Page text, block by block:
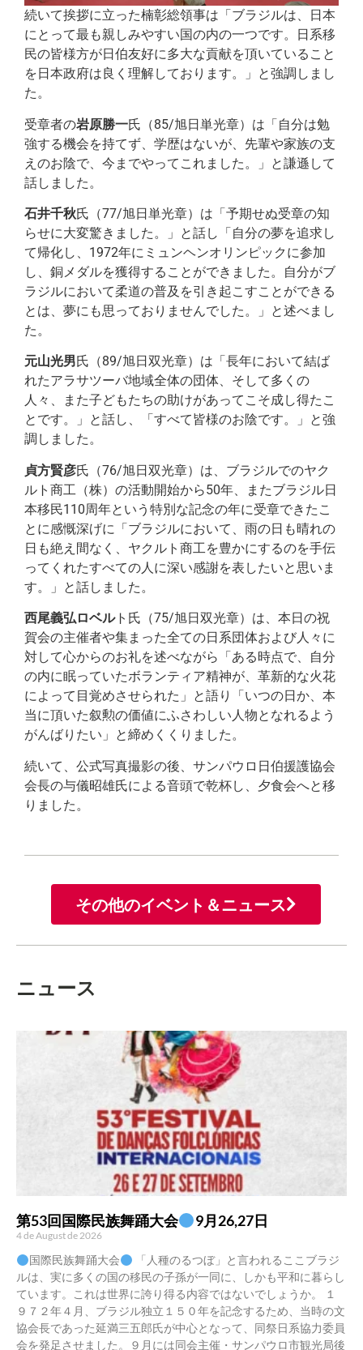
続いて挨拶に立った楠彰総領事は「ブラジルは、日本
にとって最も親しみやすい国の内の一つです。日系移
民の皆様方が日伯友好に多大な貢献を頂いていること
を日本政府は良く理解しております。」と強調しまし
た。
受章者の岩原勝一氏（85/旭日単光章）は「自分は勉
強する機会を持てず、学歴はないが、先輩や家族の支
えのお陰で、今までやってこれました。」と謙遜して
話しました。
石井千秋氏（77/旭日単光章）は「予期せぬ受章の知
らせに大変驚きました。」と話し「自分の夢を追求し
て帰化し、1972年にミュンヘンオリンピックに参加
し、銅メダルを獲得することができました。自分がブ
ラジルにおいて柔道の普及を引き起こすことができる
とは、夢にも思っておりませんでした。」と述べまし
た。
元山光男氏（89/旭日双光章）は「長年において結ば
れたアラサツーバ地域全体の団体、そして多くの
人々、また子どもたちの助けがあってこそ成し得たこ
とです。」と話し、「すべて皆様のお陰です。」と強
調しました。
貞方賢彦氏（76/旭日双光章）は、ブラジルでのヤク
ルト商工（株）の活動開始から50年、またブラジル日
本移民110周年という特別な記念の年に受章できたこ
とに感慨深げに「ブラジルにおいて、雨の日も晴れの
日も絶え間なく、ヤクルト商工を豊かにするのを手伝
ってくれたすべての人に深い感謝を表したいと思いま
す。」と話しました。
西尾義弘ロベルト氏（75/旭日双光章）は、本日の祝
賀会の主催者や集まった全ての日系団体および人々に
対して心からのお礼を述べながら「ある時点で、自分
の内に眠っていたボランティア精神が、革新的な火花
によって目覚めさせられた」と語り「いつの日か、本
当に頂いた叙勲の価値にふさわしい人物となれるよう
がんばりたい」と締めくくりました。
続いて、公式写真撮影の後、サンパウロ日伯援護協会
会長の与儀昭雄氏による音頭で乾杯し、夕食会へと移
りました。
その他のイベント＆ニュース
ニュース
第53回国際民族舞踊大会 9月26,27日
4 de August de 2026
国際民族舞踊大会
「人種のるつぼ」と言われるここブラジ
ルは、実に多くの国の移民の子孫が一同に、しかも平和に暮らし
ています。これは世界に誇り得る内容ではないでしょうか。 １
９７２年４月、ブラジル独立１５０年を記念するため、当時の文
協会長であった延満三五郎氏が中心となって、同祭日系協力委員
会を発足させました。９月には同会主催・サンパウロ市観光局後